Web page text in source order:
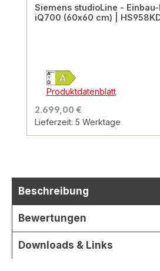
Siemens studioLine -
iQ700 (60x60 cm) |
Produktdatenblatt
2.699,00 €
Lieferzeit: 5 Werktage
Beschreibung
Bewertungen
Downloads & Links